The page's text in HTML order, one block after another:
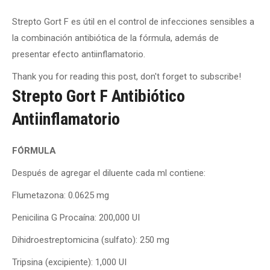
Strepto Gort F es útil en el control de infecciones sensibles a
la combinación antibiótica de la fórmula, además de
presentar efecto antiinflamatorio.
Thank you for reading this post, don't forget to subscribe!
Strepto Gort F Antibiótico
Antiinflamatorio
FÓRMULA
Después de agregar el diluente cada ml contiene:
Flumetazona: 0.0625 mg
Penicilina G Procaína: 200,000 UI
Dihidroestreptomicina (sulfato): 250 mg
Tripsina (excipiente): 1,000 UI